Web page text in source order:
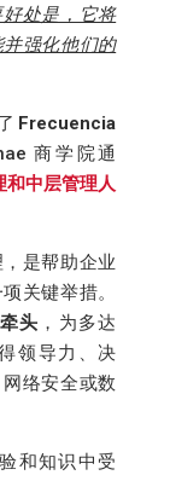
好处是，它将
强化他们的
Frecuencia
商学院通
和中层管理人
是帮助企业
关键举措。
头 ，为多达
领导力、决
络安全或数
和知识中受